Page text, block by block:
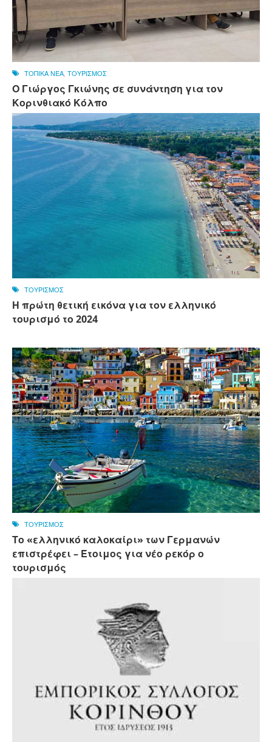
ΤΟΠΙΚΑ ΝΕΑ ΤΟΥΡΙΣΜΟΣ
Ο Γιώργος Γκιώνης σε συνάντηση για τον
Κορινθιακό Κόλπο
ΤΟΥΡΙΣΜΟΣ
Η πρώτη θετική εικόνα για τον ελληνικό
τουρισμό το 2024
ΤΟΥΡΙΣΜΟΣ
Το «ελληνικό καλοκαίρι» των Γερμανών
επιστρέφει – Έτοιμος για νέο ρεκόρ ο
τουρισμός